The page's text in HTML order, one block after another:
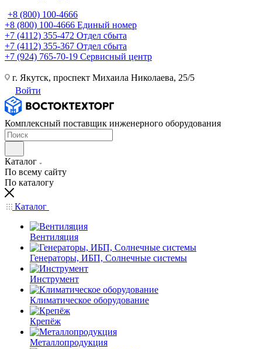
+8 (800) 100-4666
+8 (800) 100-4666 Единый номер
+7 (4112) 355-472 Отдел сбыта
+7 (4112) 355-367 Отдел сбыта
+7 (924) 765-70-19 Сервисный центр
г. Якутск, проспект Михаила Николаева, 25/5
Войти
Комплексный поставщик инженерного оборудования
Каталог
По всему сайту
По каталогу
Каталог
Вентиляция
Генераторы, ИБП, Солнечные системы
Инструмент
Климатическое оборудование
Крепёж
Металлопродукция